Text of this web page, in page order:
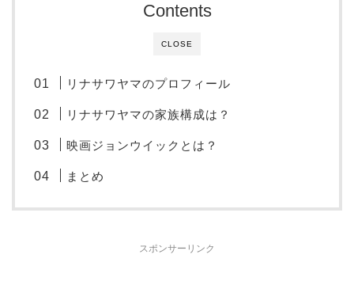
CLOSE
Contents
リナサワヤマのプロフィール
リナサワヤマの家族構成は？
映画ジョンウイックとは？
まとめ
スポンサーリンク